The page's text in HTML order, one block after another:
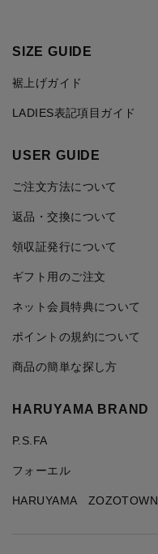
SIZE GUIDE
裾上げガイド
LADIES表記項目ガイド
USER GUIDE
ご注文方法について
返品・交換について
領収証発行について
ギフト用のご注文
ネット会員特典について
ポイントの規約について
商品の簡単な探し方
HARUYAMA BRAND
P.S.FA
フォーエル
HARUYAMA ZOZOTOWN